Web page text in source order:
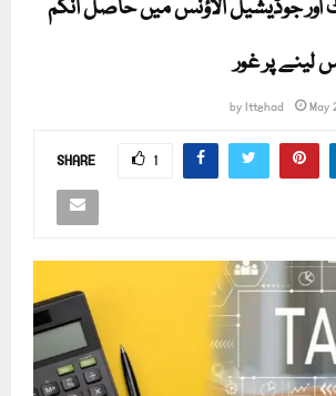
اور جوڈیشیل الاؤنس میں حاصل انکم
پر غور
byIttehad May
SHARE 1